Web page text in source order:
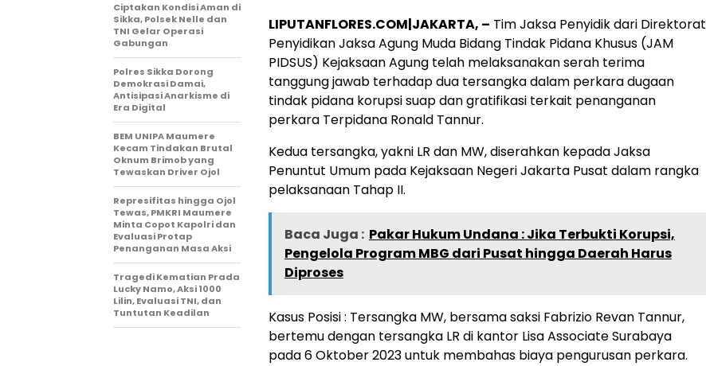
LIPUTANFLORES.COM|JAKARTA, – Tim Jaksa Penyidik dari Direktorat
Penyidikan Jaksa Agung Muda Bidang Tindak Pidana Khusus (JAM
PIDSUS) Kejaksaan Agung telah melaksanakan serah terima
tanggung jawab terhadap dua tersangka dalam perkara dugaan
tindak pidana korupsi suap dan gratifikasi terkait penanganan
perkara Terpidana Ronald Tannur.
Kedua tersangka, yakni LR dan MW, diserahkan kepada Jaksa
Penuntut Umum pada Kejaksaan Negeri Jakarta Pusat dalam rangka
pelaksanaan Tahap II.
Baca Juga : Pakar Hukum Undana : Jika Terbukti Korupsi,
Pengelola Program MBG dari Pusat hingga Daerah Harus
Diproses
Kasus Posisi : Tersangka MW, bersama saksi Fabrizio Revan Tannur,
bertemu dengan tersangka LR di kantor Lisa Associate Surabaya
pada 6 Oktober 2023 untuk membahas biaya pengurusan perkara.
Ciptakan Kondisi Aman di
Sikka, Polsek Nelle dan
TNI Gelar Operasi
Gabungan
Polres Sikka Dorong
Demokrasi Damai,
Antisipasi Anarkisme di
Era Digital
BEM UNIPA Maumere
Kecam Tindakan Brutal
Oknum Brimob yang
Tewaskan Driver Ojol
Represifitas hingga Ojol
Tewas, PMKRI Maumere
Minta Copot Kapolri dan
Evaluasi Protap
Penanganan Masa Aksi
Tragedi Kematian Prada
Lucky Namo, Aksi 1000
Lilin, Evaluasi TNI, dan
Tuntutan Keadilan